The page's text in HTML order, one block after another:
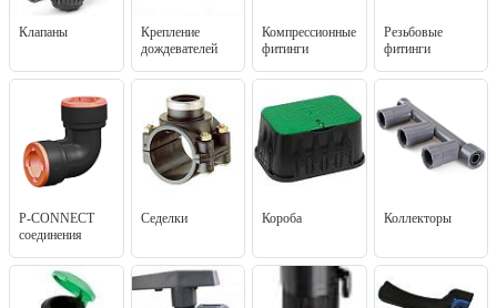
Клапаны
Крепление
дождевателей
Компрессионные
фитинги
Резьбовые
фитинги
P-CONNECT
соединения
Седелки Короба Коллекторы